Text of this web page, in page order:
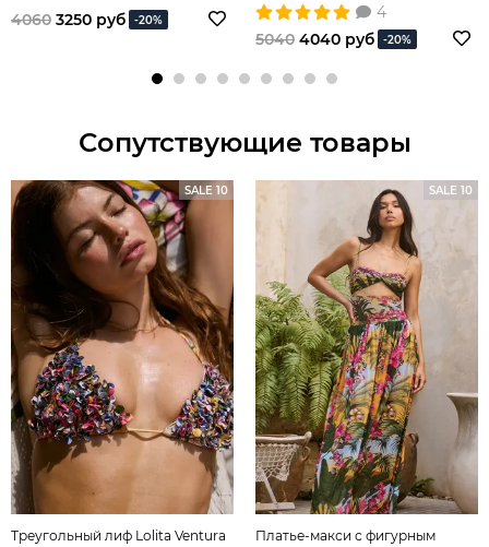
4060 3250 руб -20%
полотна
4
5040 4040 руб -20%
Сопутствующие товары
SALE 10
Треугольный лиф Lolita Ventura
SALE 10
Платье-макси с фигурным